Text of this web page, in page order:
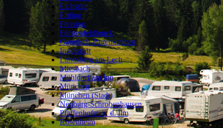
Eichstätt
Erding
Freising
Fürstenfeldbruck
Garmisch-Partenkirchen
Ingolstadt
Landsberg am Lech
Miesbach
Mühldorf am Inn
München
München (Stadt)
Neuburg-Schrobenhausen
Pfaffenhofen a. d. Ilm
Rosenheim